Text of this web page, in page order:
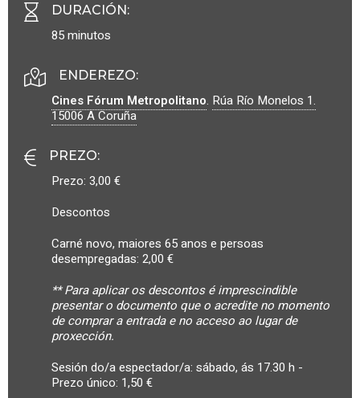
DURACIÓN:
85 minutos
ENDEREZO:
Cines Fórum Metropolitano. Rúa Río Monelos 1.
15006A Coruña
PREZO:
Prezo: 3,00 €
Descontos
Carné novo, maiores 65 anos e persoas
desempregadas: 2,00 €
** Para aplicar os descontos é imprescindible
presentar o documento que o acredite no momento
de comprar a entrada e no acceso ao lugar de
proxección.
Sesión do/a espectador/a: sábado, ás 17.30 h -
Prezo único: 1,50 €